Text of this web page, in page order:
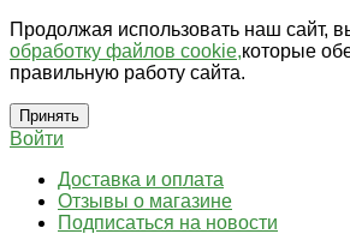
Продолжая использовать наш сайт,
обработку файлов cookie,которые
правильную работу сайта.
Принять
Войти
Доставка и оплата
Отзывы о магазине
Подписаться на новости